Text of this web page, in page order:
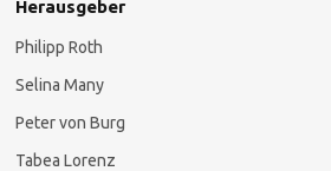
Herausgeber
Philipp Roth
Selina Many
Peter von Burg
Tabea Lorenz